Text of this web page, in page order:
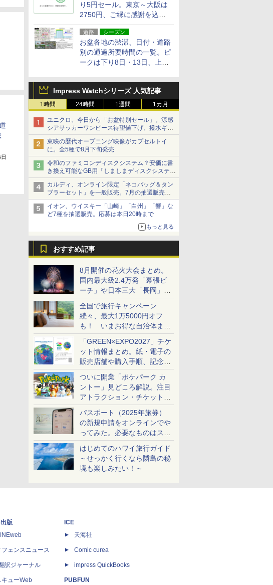
り5円セール。東京～大阪は
2750円、ご縁に感謝を込め
た20周年記念キャンペーン
道路 シーズン
お盆各地の渋滞、日付・道路
別の通過所要時間の一覧。ピ
ークは下り8日・13日、上り
Impress Watchシリーズ 人気記事
1時間 24時間 1週間 1カ月
ユニクロ、今日から「お盆特別セール」。涼感
シアサッカーワンピース待望値下げ、撥水ギア
ショーツは1990円に
東映の歴代オープニング映像がカプセルトイ
に。全5種で8月下旬発売
令和のファミコンディスクシステム？安価に書
き換え可能なGB用「しましまディスクシステ
ム」
カルディ、オンライン限定「ネコバッグ＆タン
ブラーセット」を一般販売。7月の抽選販売の
当選無効分
イオン、ウイスキー「山崎」「白州」「響」な
ど7種を抽選販売。応募は本日20時まで
もっと見る
おすすめ記事
8月開催の花火大会まとめ。
国内最大級2.4万発「幕張ビ
ーチ」や日本三大「長岡」な
ど大型イベント目白押し！
全国で旅行キャンペーン
続々、最大1万5000円オフ
も！ いまお得な自治体まと
め
「GREEN×EXPO2027」チケ
ット情報まとめ。紙・電子の
販売店舗や購入手順、記念チ
ケットも解説
ついに開業「ポケパーク カ
ントー」見どころ解説。注目
アトラクション・チケット手
配・来場前に必要な準備は？
パスポート（2025年旅券）
の新規申請をオンラインでや
ってみた。必要なものはスマ
ホとマイナカードのみ
はじめてのハワイ旅行ガイド
～せっかく行くなら隣島の秘
境も楽しみたい！～
版
フェンスニュース
訳ジャーナル
キューWeb
ICE
天海社
Comic curea
impress QuickBooks
PUBFUN